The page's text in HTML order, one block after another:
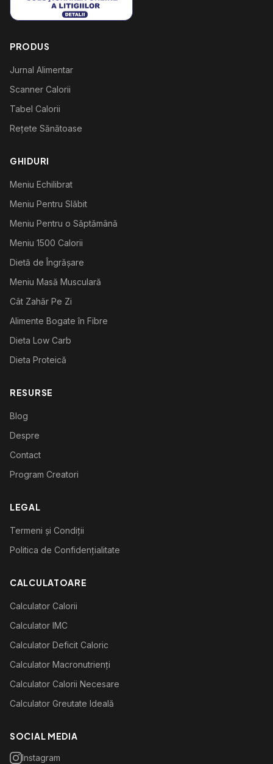
PRODUS
Jurnal Alimentar
Scanner Calorii
Tabel Calorii
Rețete Sănătoase
GHIDURI
Meniu Echilibrat
Meniu Pentru Slăbit
Meniu Pentru o Săptămână
Meniu 1500 Calorii
Dietă de Îngrășare
Meniu Masă Musculară
Cât Zahăr Pe Zi
Alimente Bogate în Fibre
Dieta Low Carb
Dieta Proteică
RESURSE
Blog
Despre
Contact
Program Creatori
LEGAL
Termeni și Condiții
Politica de Confidențialitate
CALCULATOARE
Calculator Calorii
Calculator IMC
Calculator Deficit Caloric
Calculator Macronutrienți
Calculator Calorii Necesare
Calculator Greutate Ideală
SOCIAL MEDIA
Instagram